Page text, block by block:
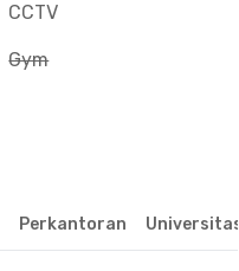
CCTV
Gym
Perkantoran Universitas